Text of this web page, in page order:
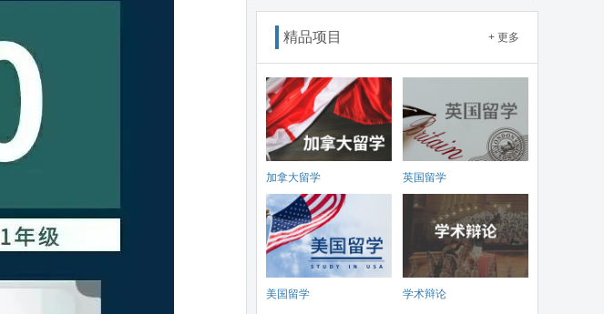
精品项目 + 更多
加拿大留学 英国留学
美国留学 学术辩论